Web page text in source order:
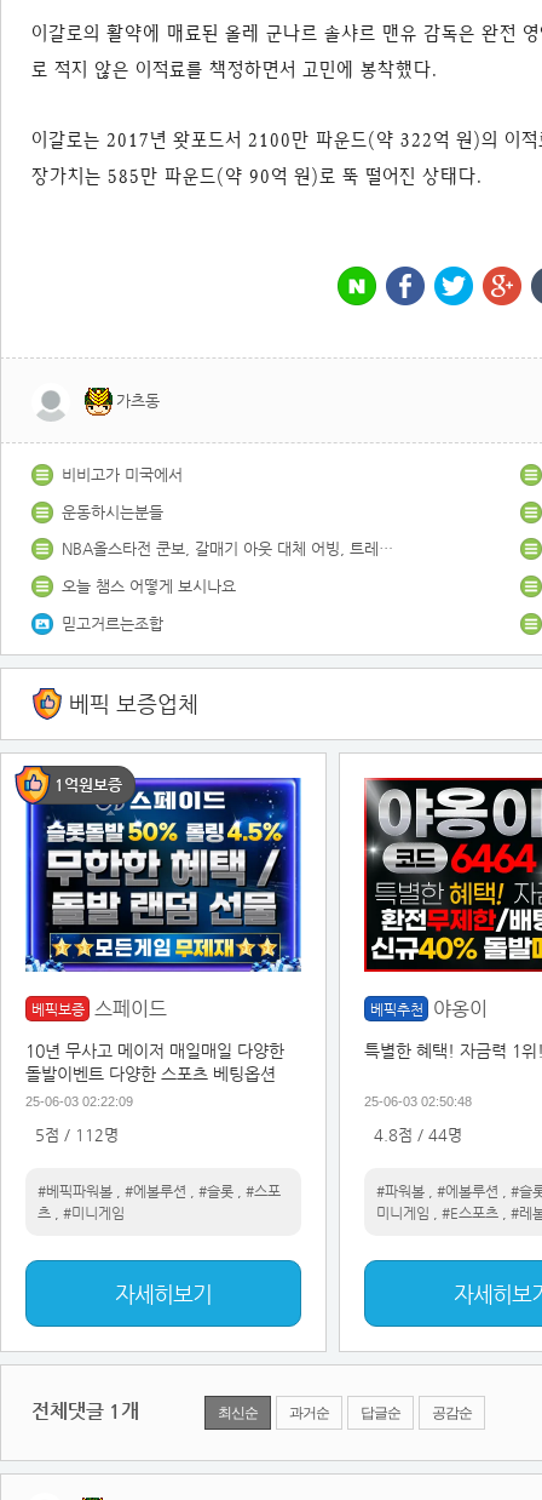
이갈로의 활약에 매료된 올레 군나르 솔샤르 맨유 감독은 완전
로 적지 않은 이적료를 책정하면서 고민에 봉착했다.
이갈로는 2017년 왓포드서 2100만 파운드(약 322억 원)의 이
장가치는 585만 파운드(약 90억 원)로 뚝 떨어진 상태다.
가츠동
비비고가 미국에서
운동하시는분들
NBA올스타전 쿤보, 갈매기 아웃 대체 어빙, 트레이영
오늘 챔스 어떻게 보시나요
믿고거르는조합
베픽 보증업체
1억원보증
베픽보증 스페이드
10년 무사고 메이저 매일매일 다양한
돌발이벤트 다양한 스포츠 베팅옵션
25-06-03 02:22:09
5점 / 112명
#베픽파워볼 #에볼루션 #슬롯
#스포
츠
#미니게임
자세히보기
베픽추천 야옹이
특별한 혜택! 자금력 1
25-06-03 02:50:48
4.8점 / 44명
#파워볼 #에볼루션
#슬
미니게임
#E스포츠 #레
자세히보
전체댓글 1 개 최신순 과거순 답글순 공감순